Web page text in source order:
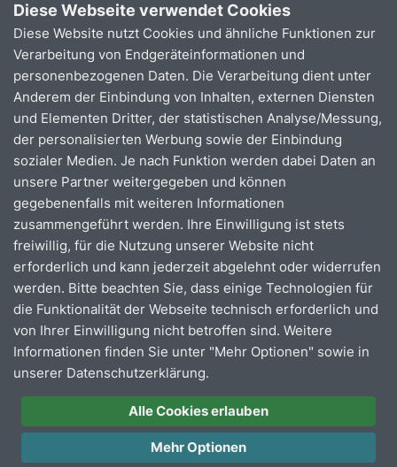
Diese Webseite verwendet Cookies
Diese Website nutzt Cookies und ähnliche Funktionen zur
Verarbeitung von Endgeräteinformationen und
personenbezogenen Daten. Die Verarbeitung dient unter
Anderem der Einbindung von Inhalten, externen Diensten
und Elementen Dritter, der statistischen Analyse/Messung,
der personalisierten Werbung sowie der Einbindung
sozialer Medien. Je nach Funktion werden dabei Daten an
unsere Partner weitergegeben und können
gegebenenfalls mit weiteren Informationen
zusammengeführt werden. Ihre Einwilligung ist stets
freiwillig, für die Nutzung unserer Website nicht
erforderlich und kann jederzeit abgelehnt oder widerrufen
werden. Bitte beachten Sie, dass einige Technologien für
die Funktionalität der Webseite technisch erforderlich und
von Ihrer Einwilligung nicht betroffen sind. Weitere
Informationen finden Sie unter "Mehr Optionen" sowie in
unserer Datenschutzerklärung.
Alle Cookies erlauben
Mehr Optionen
alkoholischen Getränke konsumiert oder in geöffneten
Behältnissen mitgeführt werden. Der Transport in fest
verschlossenen, nicht unmittelbar zum Konsum
bereiteten Behältnissen, ist gestattet.
Rauchverbot: In unseren Bussen gilt striktes
Rauchverbot.Das Verbot betrifft E-Zigaretten ebenso
wie herkömmliche Zigaretten.